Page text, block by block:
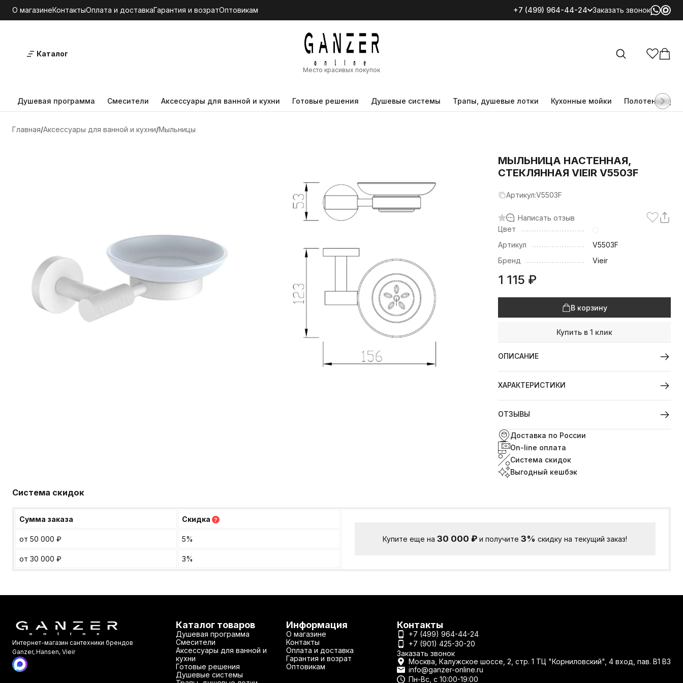
О магазинеКонтактыОплата и доставкаГарантия и возратОптовикам +7 (499) 964-44-24 Заказать звонок
Каталог
Место красивых покупок
Душевая программа Смесители Аксессуары для ванной и кухни Готовые решения Душевые системы Трапы, душевые лотки Кухонные мойки
Главная Аксессуары для ванной и кухни Мыльницы
МЫЛЬНИЦА НАСТЕННАЯ,
СТЕКЛЯННАЯ VIEIR V5503F
Артикул:V5503F
Написать отзыв
Цвет
Артикул
V5503F
Бренд
Vieir
1 115 ₽
В корзину
Купить в 1 клик
ОПИСАНИЕ
ХАРАКТЕРИСТИКИ
ОТЗЫВЫ
Доставка по России
On-line оплата
Система скидок
Выгодный кешбэк
Система скидок
Сумма заказа Скидка ?
от 50 000 ₽ 5%
от 30 000 ₽ 3%
Купите еще на30 000₽ и получите3% скидку на текущий заказ!
Интернет-магазин сантехники брендов
Ganzer, Hansen, Vieir
Каталог товаров
Душевая программа
Смесители
Аксессуары для ванной и
кухни
Готовые решения
Душевые системы
Информация
О магазине
Контакты
Оплата и доставка
Гарантия и возрат
Оптовикам
Контакты
+7 (499) 964-44-24
+7 (901) 425-30-20
Заказать звонок
Москва, Калужское шоссе, 2, стр. 1 ТЦ "Корниловский", 4 вход, пав. В1 В3
info@ganzer-online.ru
Пн-Вс, с 10:00-19:00